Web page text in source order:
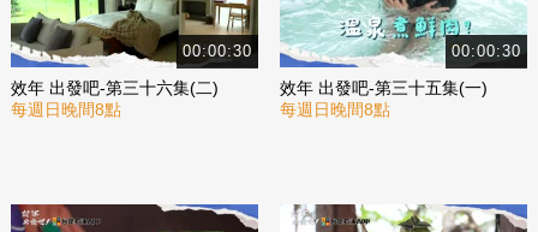
00:00:30
效年 出發吧-第三十六集(二)
每週日晚間8點
00:00:30
效年 出發吧-第三十五集(一)
每週日晚間8點